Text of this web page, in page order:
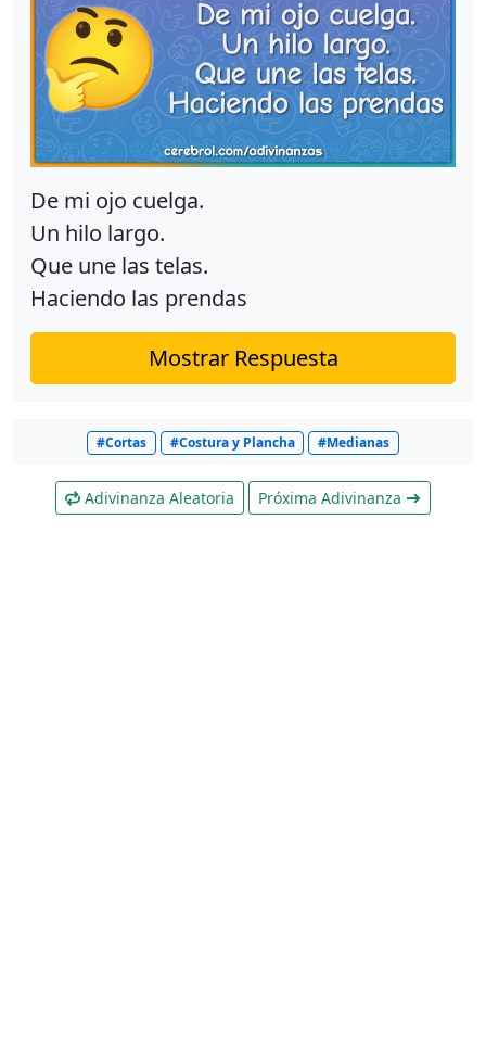
De mi ojo cuelga.
Un hilo largo.
Que une las telas.
Haciendo las prendas
Mostrar Respuesta
#Cortas #Costura y Plancha #Medianas
Adivinanza Aleatoria Próxima Adivinanza